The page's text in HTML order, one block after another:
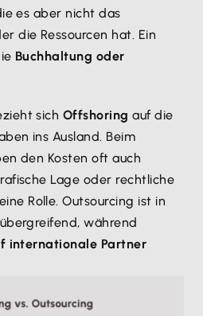
es aber nicht das
die Ressourcen hat. Ein
Buchhaltung oder
sich Offshoring auf die
ins Ausland. Beim
den Kosten oft auch
Lage oder rechtliche
Rolle. Outsourcing ist in
während
internationale Partner